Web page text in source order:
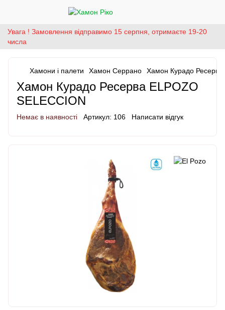
Увага ! Замовлення відправимо 15 серпня, отримаєте 19-20
числа
Хамони і палети Хамон Серрано Хамон Курадо
Хамон Курадо Ресерва ELPOZO
SELECCIОN
Немає в наявності Артикул: 106 Написати відгук